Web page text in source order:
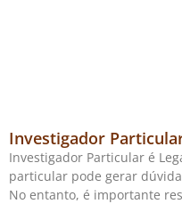
Investigador
Investigador Particular é
particular pode gerar
No entanto, é importante